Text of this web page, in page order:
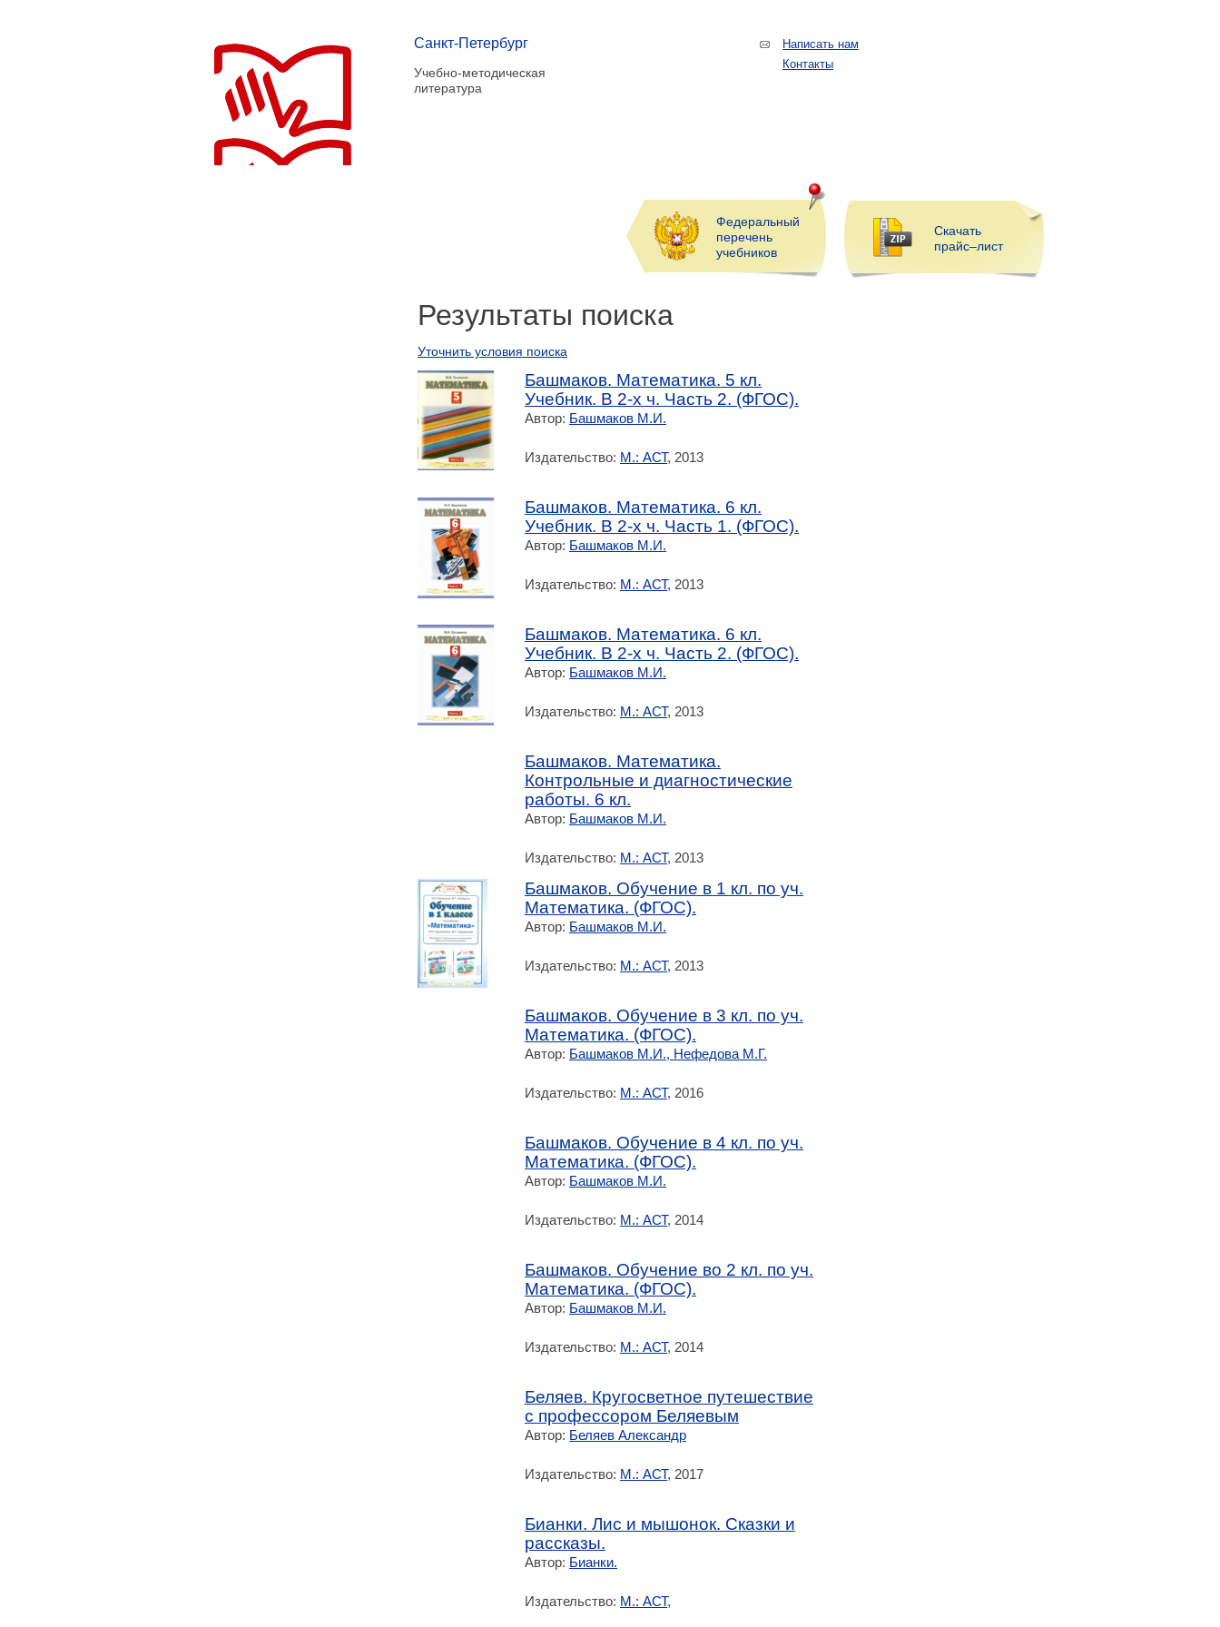
Санкт-Петербург
Учебно-методическая
литература
Написать нам
Контакты
Федеральный
перечень
учебников
Скачать
прайс–лист
Результаты поиска
Уточнить условия поиска
Башмаков. Математика. 5 кл.
Учебник. В 2-х ч. Часть 2. (ФГОС).
Автор: Башмаков М.И.
Издательство: М.: АСТ, 2013
Башмаков. Математика. 6 кл.
Учебник. В 2-х ч. Часть 1. (ФГОС).
Автор: Башмаков М.И.
Издательство: М.: АСТ, 2013
Башмаков. Математика. 6 кл.
Учебник. В 2-х ч. Часть 2. (ФГОС).
Автор: Башмаков М.И.
Издательство: М.: АСТ, 2013
Башмаков. Математика.
Контрольные и диагностические
работы. 6 кл.
Автор: Башмаков М.И.
Издательство: М.: АСТ, 2013
Башмаков. Обучение в 1 кл. по уч.
Математика. (ФГОС).
Автор: Башмаков М.И.
Издательство: М.: АСТ, 2013
Башмаков. Обучение в 3 кл. по уч.
Математика. (ФГОС).
Автор: Башмаков М.И., Нефедова М.Г.
Издательство: М.: АСТ, 2016
Башмаков. Обучение в 4 кл. по уч.
Математика. (ФГОС).
Автор: Башмаков М.И.
Издательство: М.: АСТ, 2014
Башмаков. Обучение во 2 кл. по уч.
Математика. (ФГОС).
Автор: Башмаков М.И.
Издательство: М.: АСТ, 2014
Беляев. Кругосветное путешествие
с профессором Беляевым
Автор: Беляев Александр
Издательство: М.: АСТ, 2017
Бианки. Лис и мышонок. Сказки и
рассказы.
Автор: Бианки.
Издательство: М.: АСТ,